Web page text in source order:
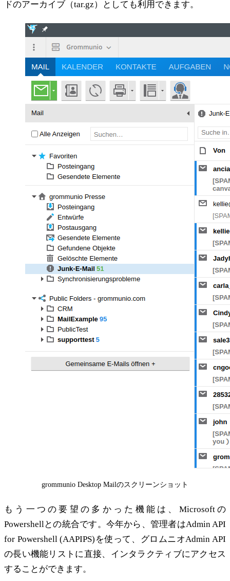
ドのアーカイブ（tar.gz）としても利用できます。
grommunio Desktop Mailのスクリーンショット
もう一つの要望の多かった機能は、Microsoftの
Powershellとの統合です。今年から、管理者はAdmin API
for Powershell (AAPIPS)を使って、グロムニオAdmin API
の長い機能リストに直接、インタラクティブにアクセス
することができます。